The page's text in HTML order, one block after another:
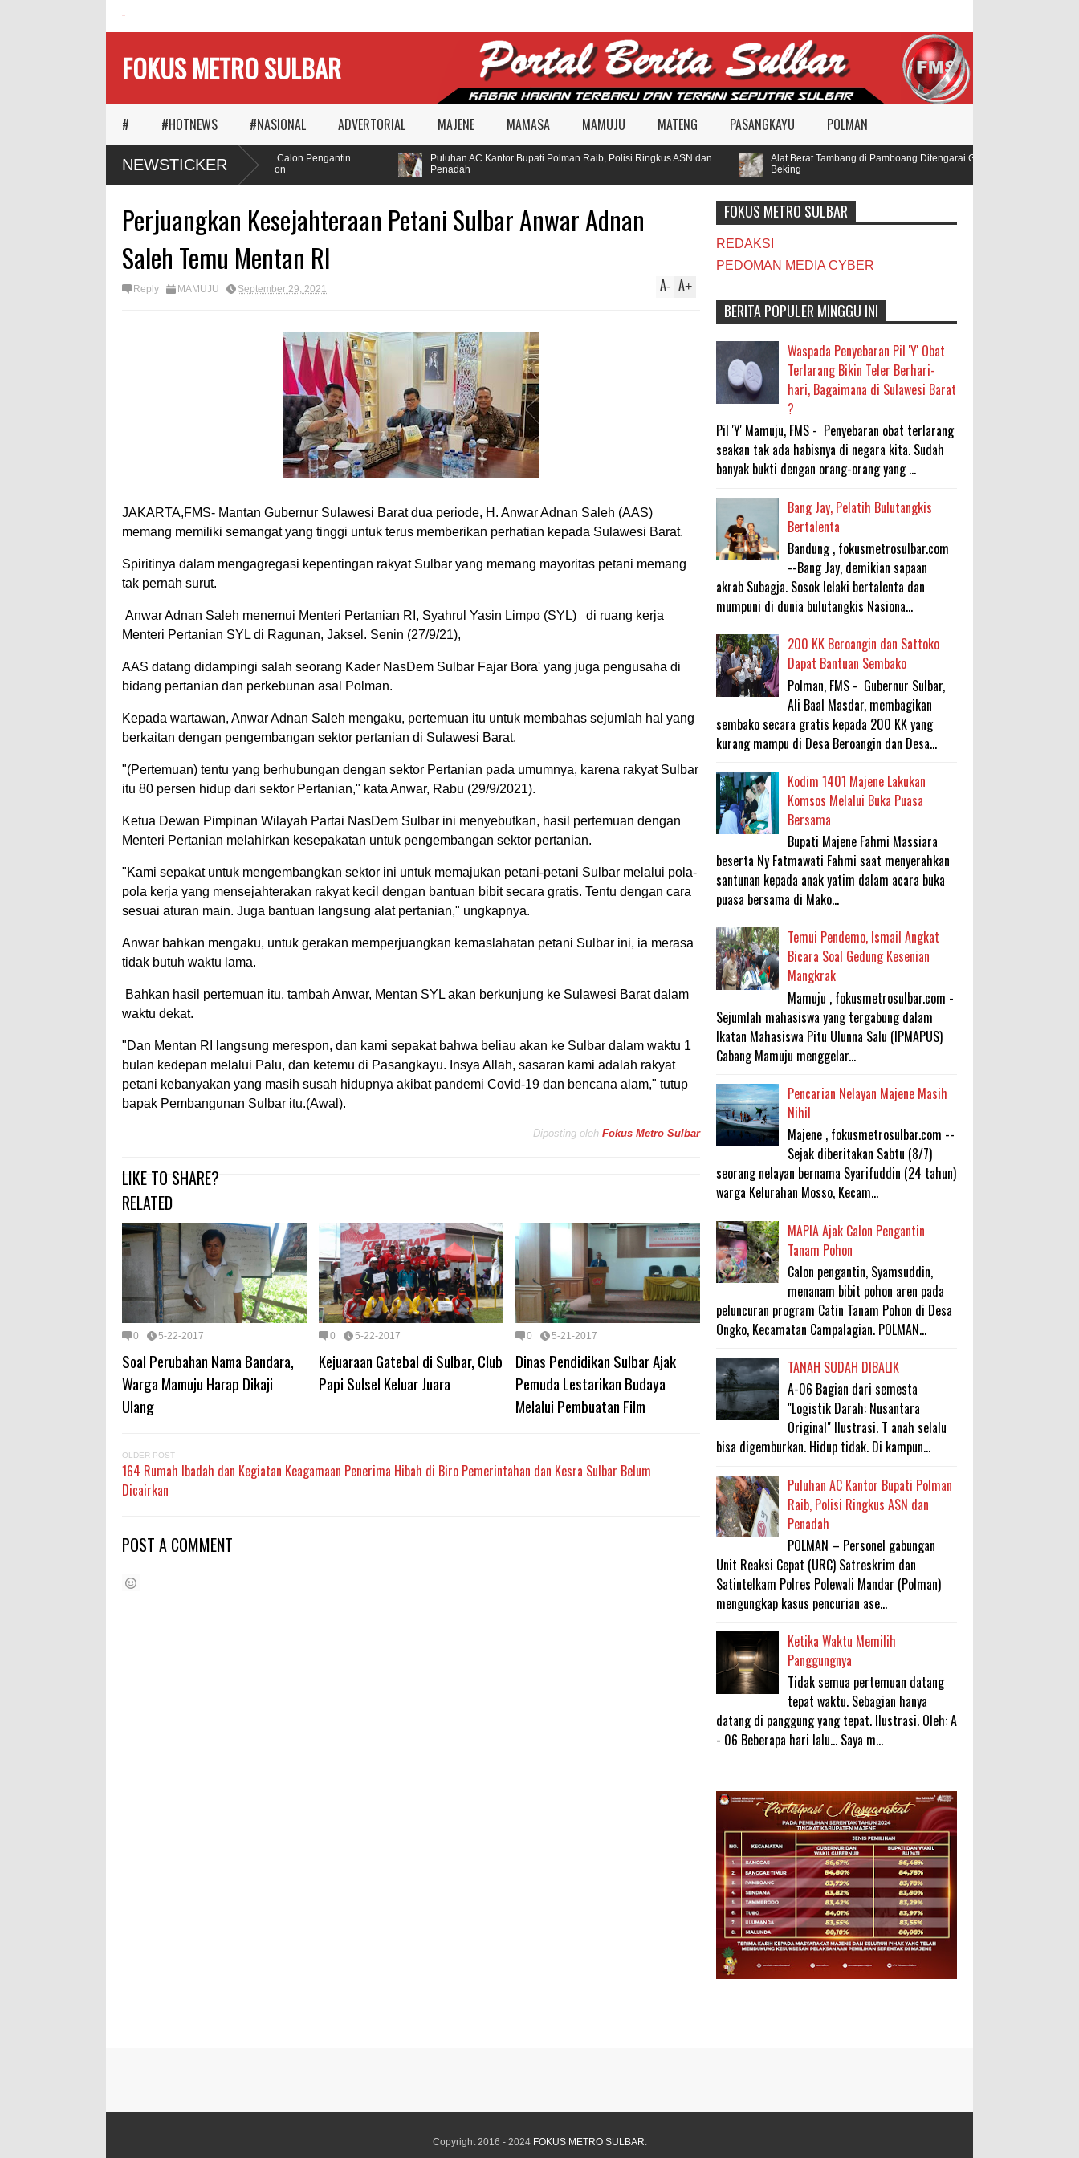
FOKUS METRO SULBAR
# #HOTNEWS #NASIONAL ADVERTORIAL MAJENE MAMASA MAMUJU MATENG PASANGKAYU POLMAN
NEWSTICKER
Ketika Waktu Memilih
MAPIA Ajak Calon Pengantin
Tanam Pohon
Puluhan AC Kantor Bupati Polman Raib, Polisi Ringkus ASN dan
Penadah
Alat Berat Tambang di Pamboang Ditengarai Gunakan BBM Subsidi,
Beking
Perjuangkan Kesejahteraan Petani Sulbar Anwar Adnan
Saleh Temu Mentan RI
Reply MAMUJU September 29, 2021 A+
A-
JAKARTA,FMS- Mantan Gubernur Sulawesi Barat dua periode, H. Anwar Adnan Saleh (AAS)
memang memiliki semangat yang tinggi untuk terus memberikan perhatian kepada Sulawesi Barat.
Spiritinya dalam mengagregasi kepentingan rakyat Sulbar yang memang mayoritas petani memang
tak pernah surut.
Anwar Adnan Saleh menemui Menteri Pertanian RI, Syahrul Yasin Limpo (SYL) di ruang kerja
Menteri Pertanian SYL di Ragunan, Jaksel. Senin (27/9/21),
AAS datang didampingi salah seorang Kader NasDem Sulbar Fajar Bora' yang juga pengusaha di
bidang pertanian dan perkebunan asal Polman.
Kepada wartawan, Anwar Adnan Saleh mengaku, pertemuan itu untuk membahas sejumlah hal yang
berkaitan dengan pengembangan sektor pertanian di Sulawesi Barat.
"(Pertemuan) tentu yang berhubungan dengan sektor Pertanian pada umumnya, karena rakyat Sulbar
itu 80 persen hidup dari sektor Pertanian," kata Anwar, Rabu (29/9/2021).
Ketua Dewan Pimpinan Wilayah Partai NasDem Sulbar ini menyebutkan, hasil pertemuan dengan
Menteri Pertanian melahirkan kesepakatan untuk pengembangan sektor pertanian.
"Kami sepakat untuk mengembangkan sektor ini untuk memajukan petani-petani Sulbar melalui pola-
pola kerja yang mensejahterakan rakyat kecil dengan bantuan bibit secara gratis. Tentu dengan cara
sesuai aturan main. Juga bantuan langsung alat pertanian," ungkapnya.
Anwar bahkan mengaku, untuk gerakan memperjuangkan kemaslahatan petani Sulbar ini, ia merasa
tidak butuh waktu lama.
Bahkan hasil pertemuan itu, tambah Anwar, Mentan SYL akan berkunjung ke Sulawesi Barat dalam
waktu dekat.
"Dan Mentan RI langsung merespon, dan kami sepakat bahwa beliau akan ke Sulbar dalam waktu 1
bulan kedepan melalui Palu, dan ketemu di Pasangkayu. Insya Allah, sasaran kami adalah rakyat
petani kebanyakan yang masih susah hidupnya akibat pandemi Covid-19 dan bencana alam," tutup
bapak Pembangunan Sulbar itu.(Awal).
Diposting oleh Fokus Metro Sulbar
LIKE TO SHARE?
RELATED
0 5-22-2017
Soal Perubahan Nama Bandara,
Warga Mamuju Harap Dikaji
Ulang
0 5-22-2017
Kejuaraan Gatebal di Sulbar, Club
Papi Sulsel Keluar Juara
0 5-21-2017
Dinas Pendidikan Sulbar Ajak
Pemuda Lestarikan Budaya
Melalui Pembuatan Film
OLDER POST
164 Rumah Ibadah dan Kegiatan Keagamaan Penerima Hibah di Biro Pemerintahan dan Kesra Sulbar Belum
Dicairkan
POST A COMMENT
FOKUS METRO SULBAR
REDAKSI
PEDOMAN MEDIA CYBER
BERITA POPULER MINGGU INI
Waspada Penyebaran Pil 'Y' Obat
Terlarang Bikin Teler Berhari-
hari, Bagaimana di Sulawesi Barat
?
Pil 'Y' Mamuju, FMS - Penyebaran obat terlarang
seakan tak ada habisnya di negara kita. Sudah
banyak bukti dengan orang-orang yang ...
Bang Jay, Pelatih Bulutangkis
Bertalenta
Bandung , fokusmetrosulbar.com
--Bang Jay, demikian sapaan
akrab Subagja. Sosok lelaki bertalenta dan
mumpuni di dunia bulutangkis Nasiona...
200 KK Beroangin dan Sattoko
Dapat Bantuan Sembako
Polman, FMS - Gubernur Sulbar,
Ali Baal Masdar, membagikan
sembako secara gratis kepada 200 KK yang
kurang mampu di Desa Beroangin dan Desa...
Kodim 1401 Majene Lakukan
Komsos Melalui Buka Puasa
Bersama
Bupati Majene Fahmi Massiara
beserta Ny Fatmawati Fahmi saat menyerahkan
santunan kepada anak yatim dalam acara buka
puasa bersama di Mako...
Temui Pendemo, Ismail Angkat
Bicara Soal Gedung Kesenian
Mangkrak
Mamuju , fokusmetrosulbar.com -
Sejumlah mahasiswa yang tergabung dalam
Ikatan Mahasiswa Pitu Ulunna Salu (IPMAPUS)
Cabang Mamuju menggelar...
Pencarian Nelayan Majene Masih
Nihil
Majene , fokusmetrosulbar.com --
Sejak diberitakan Sabtu (8/7)
seorang nelayan bernama Syarifuddin (24 tahun)
warga Kelurahan Mosso, Kecam...
MAPIA Ajak Calon Pengantin
Tanam Pohon
Calon pengantin, Syamsuddin,
menanam bibit pohon aren pada
peluncuran program Catin Tanam Pohon di Desa
Ongko, Kecamatan Campalagian. POLMAN...
TANAH SUDAH DIBALIK
A-06 Bagian dari semesta
"Logistik Darah: Nusantara
Original" Ilustrasi. T anah selalu
bisa digemburkan. Hidup tidak. Di kampun...
Puluhan AC Kantor Bupati Polman
Raib, Polisi Ringkus ASN dan
Penadah
POLMAN – Personel gabungan
Unit Reaksi Cepat (URC) Satreskrim dan
Satintelkam Polres Polewali Mandar (Polman)
mengungkap kasus pencurian ase...
Ketika Waktu Memilih
Panggungnya
Tidak semua pertemuan datang
tepat waktu. Sebagian hanya
datang di panggung yang tepat. Ilustrasi. Oleh: A
- 06 Beberapa hari lalu... Saya m...
Copyright 2016 - 2024 FOKUS METRO SULBAR.